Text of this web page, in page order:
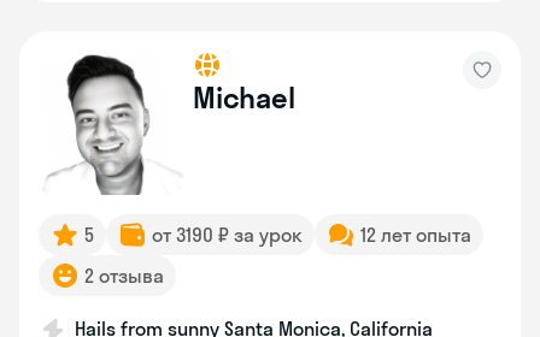
Michael
5 от 3190 ₽ за урок
12 лет опыта
2 отзыва
Hails from sunny Santa Monica, California